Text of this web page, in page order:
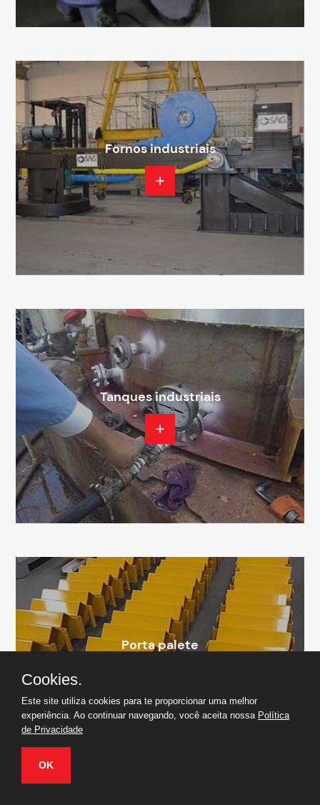
Fornos industriais
Tanques industriais
Porta palete
Cookies.
Este site utiliza cookies para te proporcionar uma melhor
experiência. Ao continuar navegando, você aceita nossa Política
de Privacidade
OK